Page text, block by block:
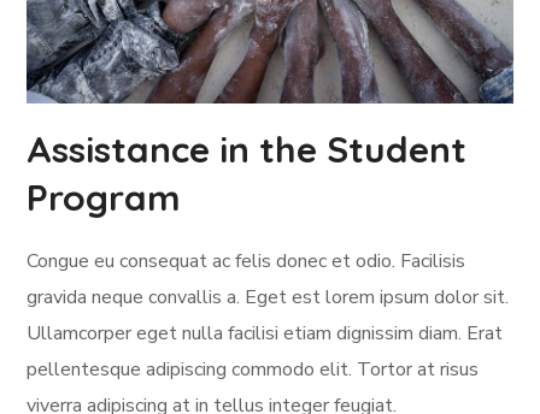
Assistance in the Student
Program
Congue eu consequat ac felis donec et odio. Facilisis
gravida neque convallis a. Eget est lorem ipsum dolor sit.
Ullamcorper eget nulla facilisi etiam dignissim diam. Erat
pellentesque adipiscing commodo elit. Tortor at risus
viverra adipiscing at in tellus integer feugiat.